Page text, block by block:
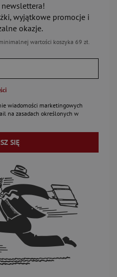
wyjątkowe promocje i
okazje.
wartości koszyka 69 zł.
wiadomości marketingowych
na zasadach określonych w
SIĘ